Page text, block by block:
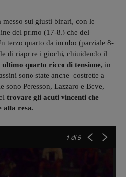
messo sui giusti binari, con le
del primo (17-8,) che del
terzo quarto da incubo (parziale 8-
di riaprire i giochi, chiuidendo il
ultimo quarto ricco di tensione, in
sono state anche costrette a
sono Peresson, Lazzaro e Bove,
trovare gli acuti vincenti che
alla resa.
1 di 5